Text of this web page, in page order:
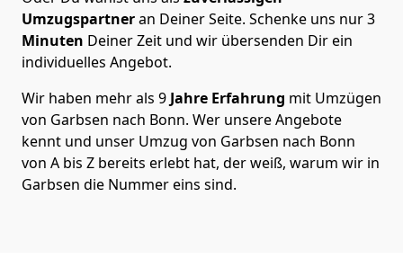
Umzugspartneran Deiner Seite. Schenke uns nur3
Minuten Deiner Zeit und wir übersenden Dir ein
individuelles Angebot.
Wir haben mehr als 9 Jahre Erfahrung mit Umzügen
von Garbsen nach Bonn. Wer unsere Angebote
kennt und unser Umzug von Garbsen nach Bonn
von A bis Z bereits erlebt hat, der weiß, warum wir in
Garbsen die Nummer eins sind.